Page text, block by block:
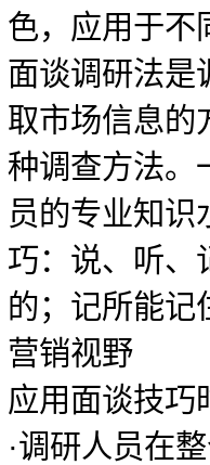
色，应用于不
面谈调研法是
取市场信息的
种调查方法。
员的专业知识
巧：说、听、
的；记所能记
营销视野
应用面谈技巧
·调研人员在